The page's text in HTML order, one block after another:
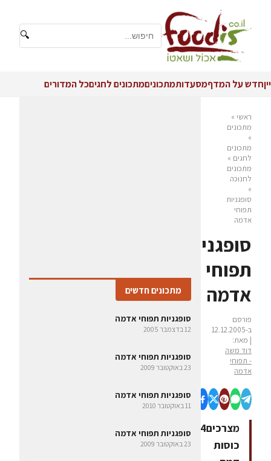
🔍
ייןחדש על המדףמסעדותמתכוניםמתכונים לחגיםכל המדורים
ראשי »
מתכונים
»
מתכונים
לחגים »
מתכונים
לחנוכה
»
סופגניות
תפוחי
אדמה
סופגניות
תפוחי
אדמה
פורסם
ב-12.12.2005
| מאת:
דוד משה
- תפוחי
אדמה
מצרכים4
כוסות
מתכונים חדשים
סופגניות תפוחי אדמה
12 בדצמבר 2005
סופגניות תפוחי אדמה
23 באוקטובר 2009
סופגניות תפוחי אדמה
11 באוקטובר 2010
סופגניות תפוחי אדמה
23 באוקטובר 2009